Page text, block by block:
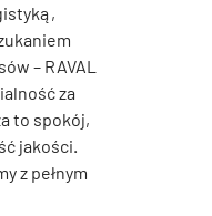
– RAVAL
za
to spokój,
jakości.
z pełnym